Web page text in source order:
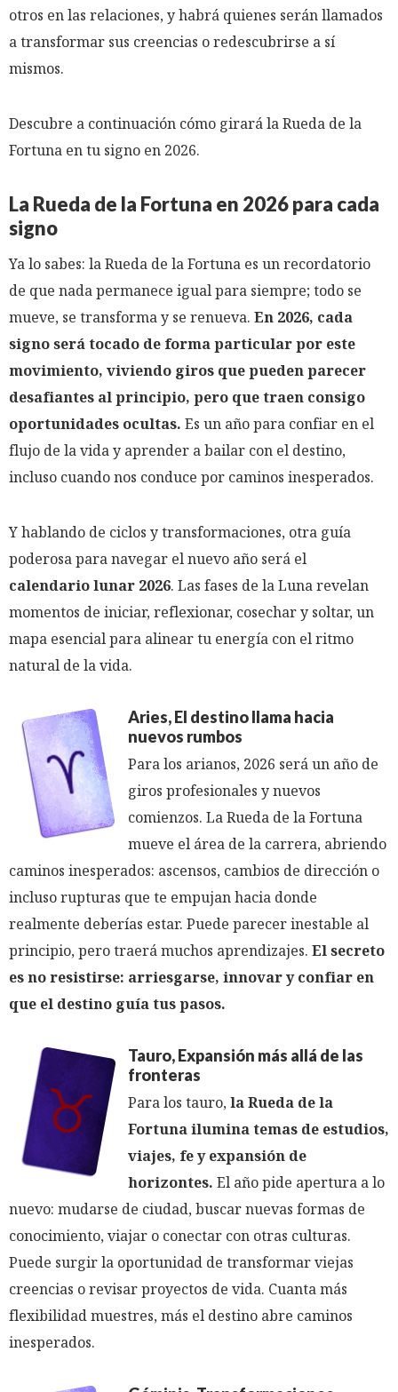
otros en las relaciones, y habrá quienes serán llamados
a transformar sus creencias o redescubrirse a sí
mismos.
Descubre a continuación cómo girará la Rueda de la
Fortuna en tu signo en 2026.
La Rueda de la Fortuna en 2026 para cada
signo
Ya lo sabes: la Rueda de la Fortuna es un recordatorio
de que nada permanece igual para siempre; todo se
mueve, se transforma y se renueva. En 2026, cada
signo será tocado de forma particular por este
movimiento, viviendo giros que pueden parecer
desafiantes al principio, pero que traen consigo
oportunidades ocultas. Es un año para confiar en el
flujo de la vida y aprender a bailar con el destino,
incluso cuando nos conduce por caminos inesperados.
Y hablando de ciclos y transformaciones, otra guía
poderosa para navegar el nuevo año será el
calendario lunar 2026. Las fases de la Luna revelan
momentos de iniciar, reflexionar, cosechar y soltar, un
mapa esencial para alinear tu energía con el ritmo
natural de la vida.
Aries, El destino llama hacia
nuevos rumbos
Para los arianos, 2026 será un año de
giros profesionales y nuevos
comienzos. La Rueda de la Fortuna
mueve el área de la carrera, abriendo
caminos inesperados: ascensos, cambios de dirección o
incluso rupturas que te empujan hacia donde
realmente deberías estar. Puede parecer inestable al
principio, pero traerá muchos aprendizajes. El secreto
es no resistirse: arriesgarse, innovar y confiar en
que el destino guía tus pasos.
Tauro, Expansión más allá de las
fronteras
Para los tauro,la Rueda de la
Fortuna ilumina temas de estudios,
viajes, fe y expansión de
horizontes. El año pide apertura a lo
nuevo: mudarse de ciudad, buscar nuevas formas de
conocimiento, viajar o conectar con otras culturas.
Puede surgir la oportunidad de transformar viejas
creencias o revisar proyectos de vida. Cuanta más
flexibilidad muestres, más el destino abre caminos
inesperados.